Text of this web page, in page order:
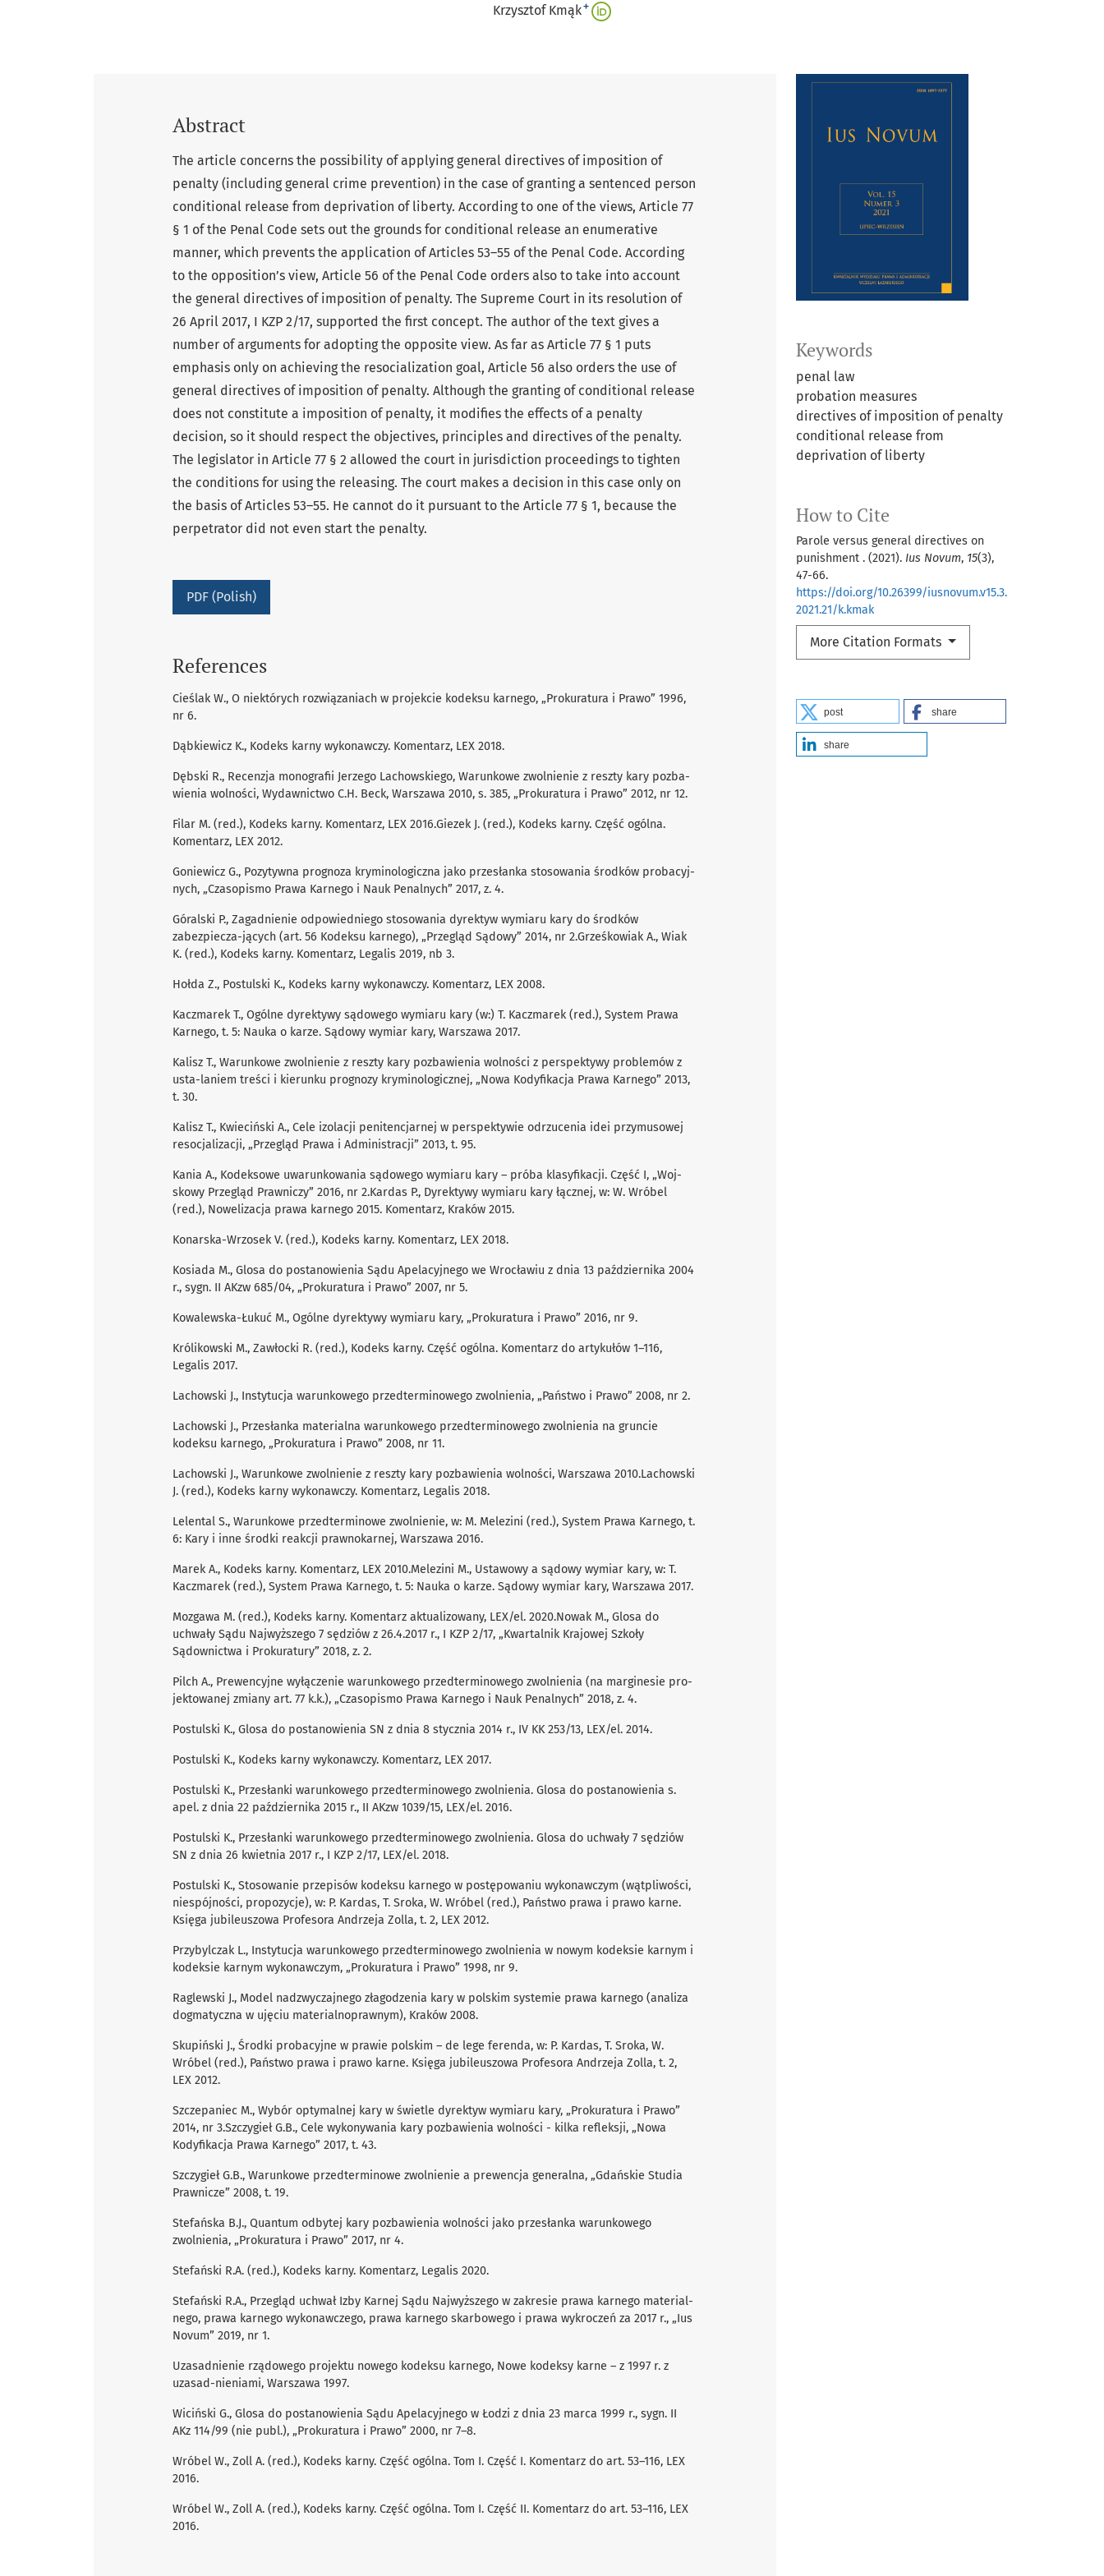
Krzysztof Kmąk+
Keywords
penal law
probation measures
directives of imposition of penalty
conditional release from
deprivation of liberty
How to Cite
Parole versus general directives on
punishment . (2021). Ius Novum, 15(3),
47-66.
https://doi.org/10.26399/iusnovum.v15.3.
2021.21/k.kmak
More Citation Formats
post share
share
Abstract
The article concerns the possibility of applying general directives of imposition of
penalty (including general crime prevention) in the case of granting a sentenced person
conditional release from deprivation of liberty. According to one of the views, Article 77
§ 1 of the Penal Code sets out the grounds for conditional release an enumerative
manner, which prevents the application of Articles 53–55 of the Penal Code. According
to the opposition’s view, Article 56 of the Penal Code orders also to take into account
the general directives of imposition of penalty. The Supreme Court in its resolution of
26 April 2017, I KZP 2/17, supported the first concept. The author of the text gives a
number of arguments for adopting the opposite view. As far as Article 77 § 1 puts
emphasis only on achieving the resocialization goal, Article 56 also orders the use of
general directives of imposition of penalty. Although the granting of conditional release
does not constitute a imposition of penalty, it modifies the effects of a penalty
decision, so it should respect the objectives, principles and directives of the penalty.
The legislator in Article 77 § 2 allowed the court in jurisdiction proceedings to tighten
the conditions for using the releasing. The court makes a decision in this case only on
the basis of Articles 53–55. He cannot do it pursuant to the Article 77 § 1, because the
perpetrator did not even start the penalty.
PDF (Polish)
References
Cieślak W., O niektórych rozwiązaniach w projekcie kodeksu karnego, „Prokuratura i Prawo” 1996,
nr 6.
Dąbkiewicz K., Kodeks karny wykonawczy. Komentarz, LEX 2018.
Dębski R., Recenzja monografii Jerzego Lachowskiego, Warunkowe zwolnienie z reszty kary pozba-
wienia wolności, Wydawnictwo C.H. Beck, Warszawa 2010, s. 385, „Prokuratura i Prawo” 2012, nr 12.
Filar M. (red.), Kodeks karny. Komentarz, LEX 2016.Giezek J. (red.), Kodeks karny. Część ogólna.
Komentarz, LEX 2012.
Goniewicz G., Pozytywna prognoza kryminologiczna jako przesłanka stosowania środków probacyj-
nych, „Czasopismo Prawa Karnego i Nauk Penalnych” 2017, z. 4.
Góralski P., Zagadnienie odpowiedniego stosowania dyrektyw wymiaru kary do środków
zabezpiecza-jących (art. 56 Kodeksu karnego), „Przegląd Sądowy” 2014, nr 2.Grześkowiak A., Wiak
K. (red.), Kodeks karny. Komentarz, Legalis 2019, nb 3.
Hołda Z., Postulski K., Kodeks karny wykonawczy. Komentarz, LEX 2008.
Kaczmarek T., Ogólne dyrektywy sądowego wymiaru kary (w:) T. Kaczmarek (red.), System Prawa
Karnego, t. 5: Nauka o karze. Sądowy wymiar kary, Warszawa 2017.
Kalisz T., Warunkowe zwolnienie z reszty kary pozbawienia wolności z perspektywy problemów z
usta-laniem treści i kierunku prognozy kryminologicznej, „Nowa Kodyfikacja Prawa Karnego” 2013,
t. 30.
Kalisz T., Kwieciński A., Cele izolacji penitencjarnej w perspektywie odrzucenia idei przymusowej
resocjalizacji, „Przegląd Prawa i Administracji” 2013, t. 95.
Kania A., Kodeksowe uwarunkowania sądowego wymiaru kary – próba klasyfikacji. Część I, „Woj-
skowy Przegląd Prawniczy” 2016, nr 2.Kardas P., Dyrektywy wymiaru kary łącznej, w: W. Wróbel
(red.), Nowelizacja prawa karnego 2015. Komentarz, Kraków 2015.
Konarska-Wrzosek V. (red.), Kodeks karny. Komentarz, LEX 2018.
Kosiada M., Glosa do postanowienia Sądu Apelacyjnego we Wrocławiu z dnia 13 października 2004
r., sygn. II AKzw 685/04, „Prokuratura i Prawo” 2007, nr 5.
Kowalewska-Łukuć M., Ogólne dyrektywy wymiaru kary, „Prokuratura i Prawo” 2016, nr 9.
Królikowski M., Zawłocki R. (red.), Kodeks karny. Część ogólna. Komentarz do artykułów 1–116,
Legalis 2017.
Lachowski J., Instytucja warunkowego przedterminowego zwolnienia, „Państwo i Prawo” 2008, nr 2.
Lachowski J., Przesłanka materialna warunkowego przedterminowego zwolnienia na gruncie
kodeksu karnego, „Prokuratura i Prawo” 2008, nr 11.
Lachowski J., Warunkowe zwolnienie z reszty kary pozbawienia wolności, Warszawa 2010.Lachowski
J. (red.), Kodeks karny wykonawczy. Komentarz, Legalis 2018.
Lelental S., Warunkowe przedterminowe zwolnienie, w: M. Melezini (red.), System Prawa Karnego, t.
6: Kary i inne środki reakcji prawnokarnej, Warszawa 2016.
Marek A., Kodeks karny. Komentarz, LEX 2010.Melezini M., Ustawowy a sądowy wymiar kary, w: T.
Kaczmarek (red.), System Prawa Karnego, t. 5: Nauka o karze. Sądowy wymiar kary, Warszawa 2017.
Mozgawa M. (red.), Kodeks karny. Komentarz aktualizowany, LEX/el. 2020.Nowak M., Glosa do
uchwały Sądu Najwyższego 7 sędziów z 26.4.2017 r., I KZP 2/17, „Kwartalnik Krajowej Szkoły
Sądownictwa i Prokuratury” 2018, z. 2.
Pilch A., Prewencyjne wyłączenie warunkowego przedterminowego zwolnienia (na marginesie pro-
jektowanej zmiany art. 77 k.k.), „Czasopismo Prawa Karnego i Nauk Penalnych” 2018, z. 4.
Postulski K., Glosa do postanowienia SN z dnia 8 stycznia 2014 r., IV KK 253/13, LEX/el. 2014.
Postulski K., Kodeks karny wykonawczy. Komentarz, LEX 2017.
Postulski K., Przesłanki warunkowego przedterminowego zwolnienia. Glosa do postanowienia s.
apel. z dnia 22 października 2015 r., II AKzw 1039/15, LEX/el. 2016.
Postulski K., Przesłanki warunkowego przedterminowego zwolnienia. Glosa do uchwały 7 sędziów
SN z dnia 26 kwietnia 2017 r., I KZP 2/17, LEX/el. 2018.
Postulski K., Stosowanie przepisów kodeksu karnego w postępowaniu wykonawczym (wątpliwości,
niespójności, propozycje), w: P. Kardas, T. Sroka, W. Wróbel (red.), Państwo prawa i prawo karne.
Księga jubileuszowa Profesora Andrzeja Zolla, t. 2, LEX 2012.
Przybylczak L., Instytucja warunkowego przedterminowego zwolnienia w nowym kodeksie karnym i
kodeksie karnym wykonawczym, „Prokuratura i Prawo” 1998, nr 9.
Raglewski J., Model nadzwyczajnego złagodzenia kary w polskim systemie prawa karnego (analiza
dogmatyczna w ujęciu materialnoprawnym), Kraków 2008.
Skupiński J., Środki probacyjne w prawie polskim – de lege ferenda, w: P. Kardas, T. Sroka, W.
Wróbel (red.), Państwo prawa i prawo karne. Księga jubileuszowa Profesora Andrzeja Zolla, t. 2,
LEX 2012.
Szczepaniec M., Wybór optymalnej kary w świetle dyrektyw wymiaru kary, „Prokuratura i Prawo”
2014, nr 3.Szczygieł G.B., Cele wykonywania kary pozbawienia wolności - kilka refleksji, „Nowa
Kodyfikacja Prawa Karnego” 2017, t. 43.
Szczygieł G.B., Warunkowe przedterminowe zwolnienie a prewencja generalna, „Gdańskie Studia
Prawnicze” 2008, t. 19.
Stefańska B.J., Quantum odbytej kary pozbawienia wolności jako przesłanka warunkowego
zwolnienia, „Prokuratura i Prawo” 2017, nr 4.
Stefański R.A. (red.), Kodeks karny. Komentarz, Legalis 2020.
Stefański R.A., Przegląd uchwał Izby Karnej Sądu Najwyższego w zakresie prawa karnego material-
nego, prawa karnego wykonawczego, prawa karnego skarbowego i prawa wykroczeń za 2017 r., „Ius
Novum” 2019, nr 1.
Uzasadnienie rządowego projektu nowego kodeksu karnego, Nowe kodeksy karne – z 1997 r. z
uzasad-nieniami, Warszawa 1997.
Wiciński G., Glosa do postanowienia Sądu Apelacyjnego w Łodzi z dnia 23 marca 1999 r., sygn. II
AKz 114/99 (nie publ.), „Prokuratura i Prawo” 2000, nr 7–8.
Wróbel W., Zoll A. (red.), Kodeks karny. Część ogólna. Tom I. Część I. Komentarz do art. 53–116, LEX
2016.
Wróbel W., Zoll A. (red.), Kodeks karny. Część ogólna. Tom I. Część II. Komentarz do art. 53–116, LEX
2016.